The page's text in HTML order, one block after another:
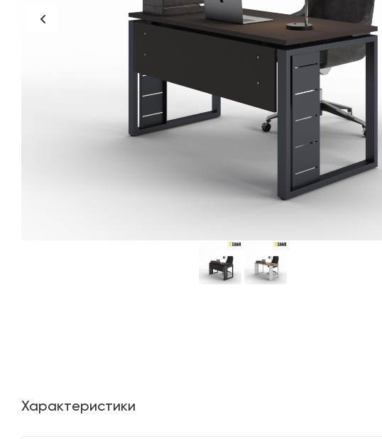
Характеристики